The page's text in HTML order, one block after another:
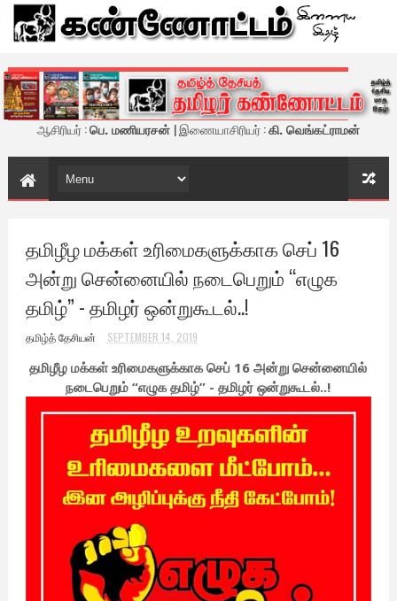
கண்ணோட்டம் - இணைய இதழ்
ஆசிரியர் :பெ. மணியரசன் | இணையாசிரியர் :கி. வெங்கட்ராமன்
தமிழீழ மக்கள் உரிமைகளுக்காக செப் 16
அன்று சென்னையில் நடைபெறும் “எழுக
தமிழ்” - தமிழர் ஒன்றுகூடல்..!
தமிழ்த் தேசியன் SEPTEMBER 14, 2019
தமிழீழ மக்கள் உரிமைகளுக்காக செப் 16 அன்று சென்னையில்
நடைபெறும் “எழுக தமிழ்” - தமிழர் ஒன்றுகூடல்..!